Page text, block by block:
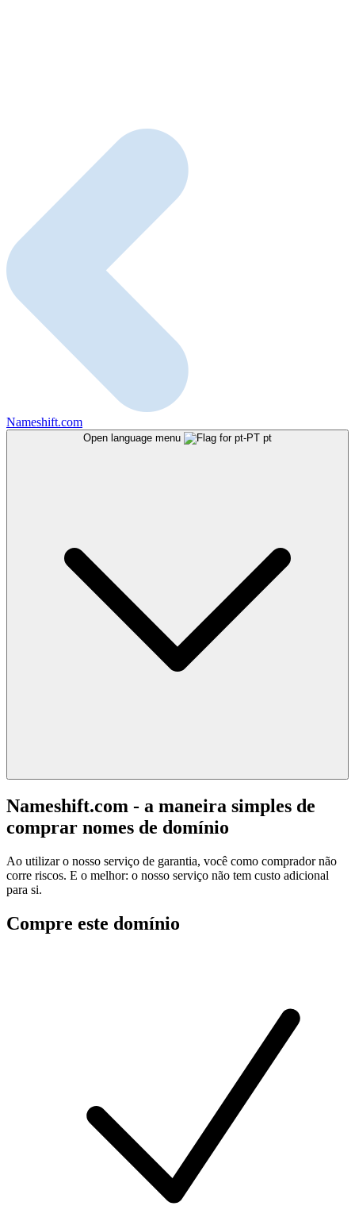
Nameshift.com
Open language menu pt
Nameshift.com - a maneira simples de
comprar nomes de domínio
Ao utilizar o nosso serviço de garantia, você como comprador não
corre riscos. E o melhor: o nosso serviço não tem custo adicional
para si.
Compre este domínio